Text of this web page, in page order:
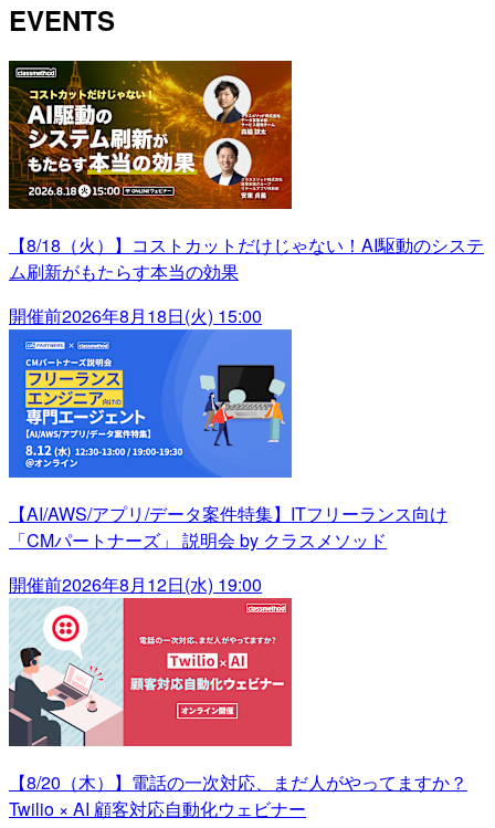
EVENTS
【8/18（火）】コストカットだけじゃない！AI駆動のシステ
ム刷新がもたらす本当の効果
開催前2026年8月18日(火) 15:00
【AI/AWS/アプリ/データ案件特集】ITフリーランス向け
「CMパートナーズ」 説明会 by クラスメソッド
開催前2026年8月12日(水) 19:00
【8/20（木）】電話の一次対応、まだ人がやってますか？
Twilio × AI 顧客対応自動化ウェビナー